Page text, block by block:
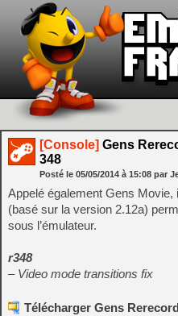
[Console] Gens
348
Posté le 05/05/2014 à 15:08 par
Appelé également Gens Movie,
(basé sur la version 2.12a)
sous l’émulateur.
r348
– Video mode transitions fix
Télécharger Gens